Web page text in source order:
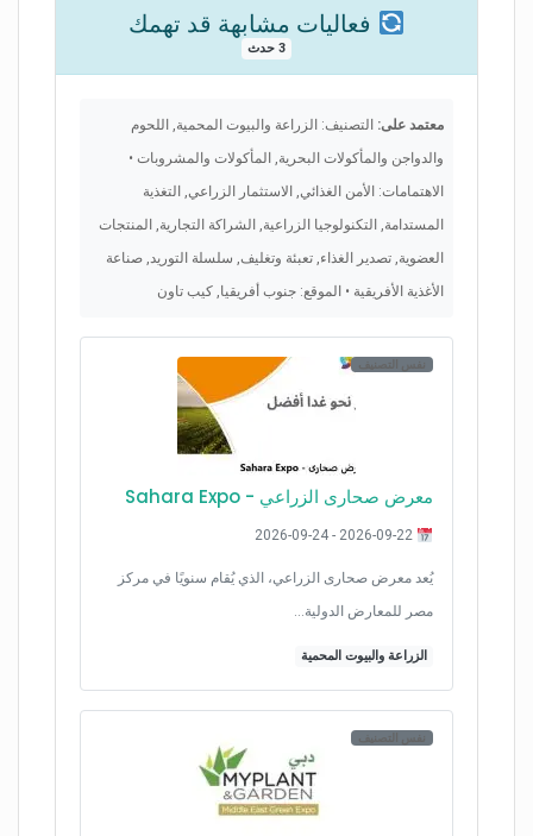
فعاليات مشابهة قد تهمك
3 حدث
معتمد على: التصنيف: الزراعة والبيوت المحمية, اللحوم
والدواجن والمأكولات البحرية, المأكولات والمشروبات •
الاهتمامات: الأمن الغذائي, الاستثمار الزراعي, التغذية
المستدامة, التكنولوجيا الزراعية, الشراكة التجارية, المنتجات
العضوية, تصدير الغذاء, تعبئة وتغليف, سلسلة التوريد, صناعة
الأغذية الأفريقية • الموقع: جنوب أفريقيا, كيب تاون
نفس التصنيف
معرض صحارى الزراﻋﻲ - Sahara Expo
يُعد معرض صحارى الزراعي، الذي يُقام سنويًا في مركز
مصر للمعارض الدولية…
الزراعة والبيوت المحمية
نفس التصنيف